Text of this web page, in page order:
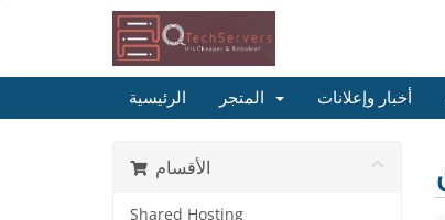
الرئيسية أخبار وإعلانات
الأقسام
Shared Hosting